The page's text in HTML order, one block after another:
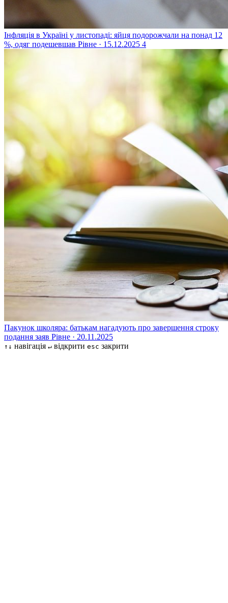
Інфляція в Україні у листопаді: яйця подорожчали на понад 12
%, одяг подешевшав Рівне · 15.12.2025 4
Пакунок школяра: батькам нагадують про завершення строку
подання заяв Рівне · 20.11.2025
↑↓ навігація ↵ відкрити esc закрити